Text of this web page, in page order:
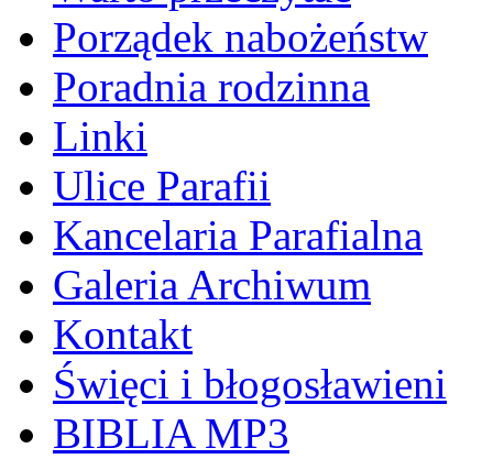
Porządek nabożeństw
Poradnia rodzinna
Linki
Ulice Parafii
Kancelaria Parafialna
Galeria Archiwum
Kontakt
Święci i błogosławieni
BIBLIA MP3